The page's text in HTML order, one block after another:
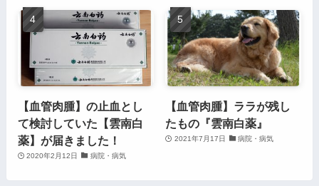
【血管肉腫】の止血とし
て検討していた【雲南白
薬】が届きました！
2020年2月12日 病院・病気
【血管肉腫】ララが残し
たもの『雲南白薬』
2021年7月17日 病院・病気